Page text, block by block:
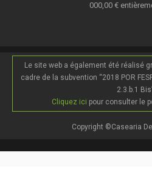
000,00 €
Le site web a également été réalisé
cadre de la subvention “2018 POR
2.3.b.1
Cliquez ici pour consulter le
Copyright ©Casearia